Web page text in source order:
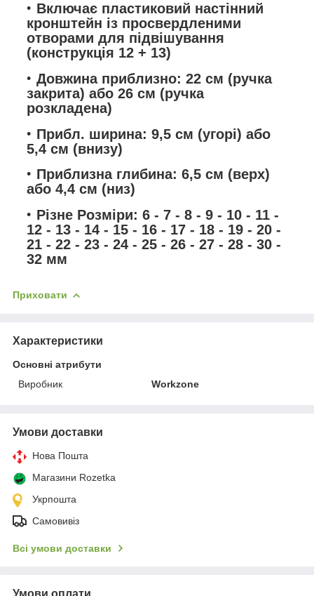
Включає пластиковий настінний
кронштейн із просвердленими
отворами для підвішування
(конструкція 12 + 13)
Довжина приблизно: 22 см (ручка
закрита) або 26 см (ручка
розкладена)
Прибл. ширина: 9,5 см (угорі) або
5,4 см (внизу)
Приблизна глибина: 6,5 см (верх)
або 4,4 см (низ)
Різне Розміри: 6 - 7 - 8 - 9 - 10 - 11 -
12 - 13 - 14 - 15 - 16 - 17 - 18 - 19 - 20 -
21 - 22 - 23 - 24 - 25 - 26 - 27 - 28 - 30 -
32 мм
Приховати
Характеристики
Основні атрибути
Виробник
Workzone
Умови доставки
Нова Пошта
Магазини Rozetka
Укрпошта
Самовивіз
Всі умови доставки
Умови оплати